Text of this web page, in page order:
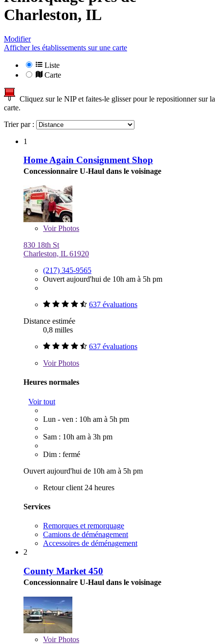
Charleston, IL
Modifier
Afficher les établissements sur une carte
Liste
Carte
Cliquez sur le NIP et faites-le glisser pour le repositionner sur la
carte.
Trier par :
1
Home Again Consignment Shop
Concessionnaire U-Haul dans le voisinage
VoirPhotos
830 18th St
Charleston, IL 61920
(217) 345-9565
Ouvert aujourd'hui de 10h am à 5h pm
637 évaluations
Distance estimée
0,8 milles
637 évaluations
VoirPhotos
Heures normales
Voir tout
Lun - ven : 10h am à 5h pm
Sam : 10h am à 3h pm
Dim : fermé
Ouvert aujourd'hui de 10h am à 5h pm
Retour client 24 heures
Services
Remorques et remorquage
Camions de déménagement
Accessoires de déménagement
2
County Market 450
Concessionnaire U-Haul dans le voisinage
VoirPhotos